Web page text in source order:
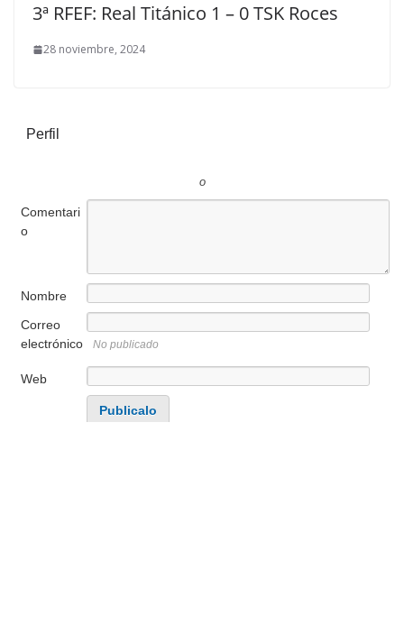
3ª RFEF: Real Titánico 1 – 0 TSK Roces
28 noviembre, 2024
Perfil
o
Comentari
o
Nombre
Correo
electrónico
No publicado
Web